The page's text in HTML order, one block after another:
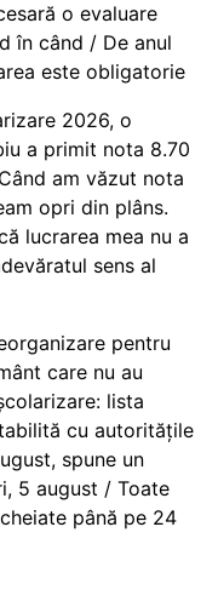
o evaluare
în când / De anul
este obligatorie
2026, o
a primit nota 8.70
am văzut nota
opri din plâns.
lucrarea mea nu a
sens al
pentru
care nu au
lista
cu autoritățile
spune un
5 august / Toate
până pe 24